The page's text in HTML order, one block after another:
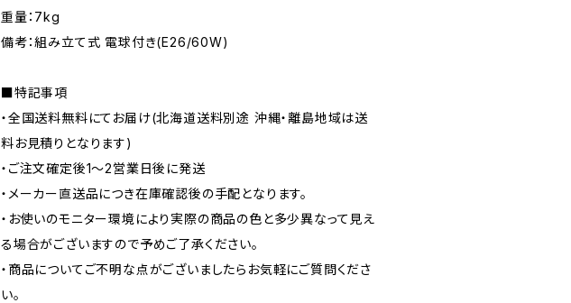
重量：7kg
備考：組み立て式 電球付き(E26/60W)
■特記事項
・全国送料無料にてお届け(北海道送料別途 沖縄・離島地域は送
料お見積りとなります)
・ご注文確定後1〜2営業日後に発送
・メーカー直送品につき在庫確認後の手配となります。
・お使いのモニター環境により実際の商品の色と多少異なって見え
る場合がございますので予めご了承ください。
・商品についてご不明な点がございましたらお気軽にご質問くださ
い。